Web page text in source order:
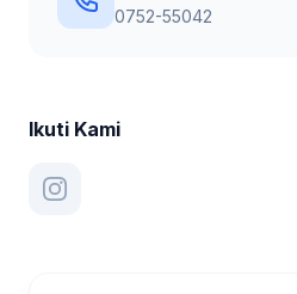
0752-55042
Ikuti Kami